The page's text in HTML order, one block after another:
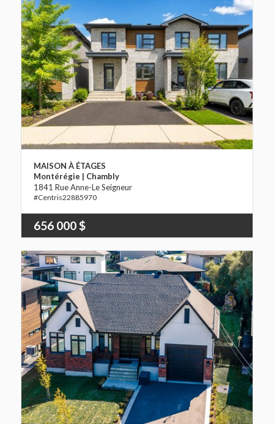
MAISON À ÉTAGES
Montérégie | Chambly
1841 Rue Anne-Le Seigneur
22885970
656 000 $